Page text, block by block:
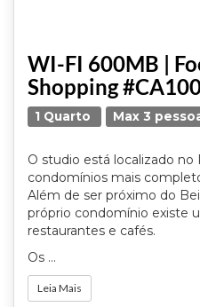
WI-FI 600MB |
Shopping
1 Quarto Max 3
O studio está localizado
condomínios mais
Além de ser próximo do
próprio condomínio existe
restaurantes e cafés.
Os ...
Leia Mais